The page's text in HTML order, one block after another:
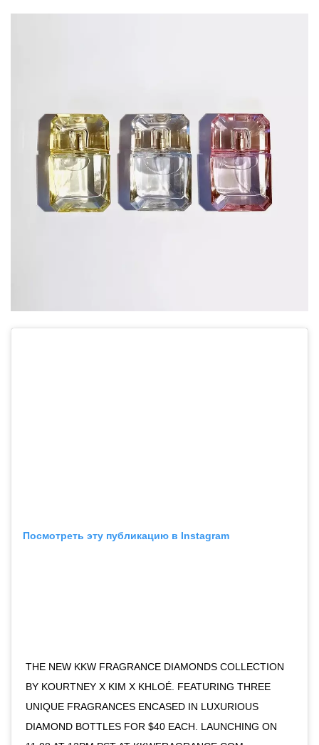
Посмотреть эту публикацию в Instagram
THE NEW KKW FRAGRANCE DIAMONDS COLLECTION
BY KOURTNEY X KIM X KHLOÉ. FEATURING THREE
UNIQUE FRAGRANCES ENCASED IN LUXURIOUS
DIAMOND BOTTLES FOR $40 EACH. LAUNCHING ON